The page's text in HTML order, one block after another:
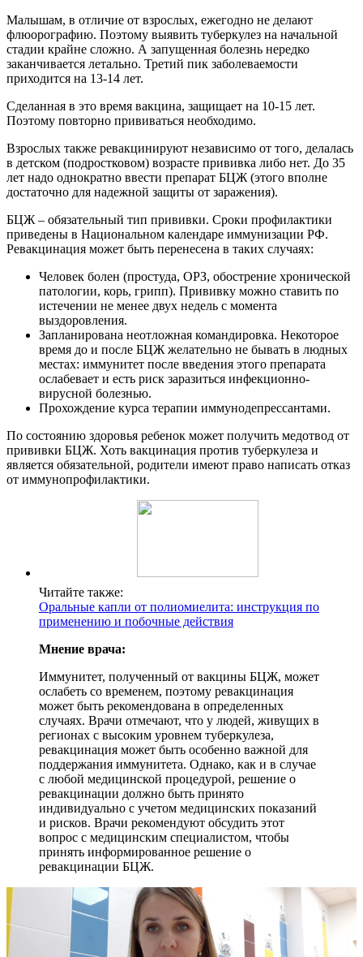
Малышам, в отличие от взрослых, ежегодно не делают
флюорографию. Поэтому выявить туберкулез на начальной
стадии крайне сложно. А запущенная болезнь нередко
заканчивается летально. Третий пик заболеваемости
приходится на 13-14 лет.
Сделанная в это время вакцина, защищает на 10-15 лет.
Поэтому повторно прививаться необходимо.
Взрослых также ревакцинируют независимо от того, делалась
в детском (подростковом) возрасте прививка либо нет. До 35
лет надо однократно ввести препарат БЦЖ (этого вполне
достаточно для надежной защиты от заражения).
БЦЖ – обязательный тип прививки. Сроки профилактики
приведены в Национальном календаре иммунизации РФ.
Ревакцинация может быть перенесена в таких случаях:
Человек болен (простуда, ОРЗ, обострение хронической
патологии, корь, грипп). Прививку можно ставить по
истечении не менее двух недель с момента
выздоровления.
Запланирована неотложная командировка. Некоторое
время до и после БЦЖ желательно не бывать в людных
местах: иммунитет после введения этого препарата
ослабевает и есть риск заразиться инфекционно-
вирусной болезнью.
Прохождение курса терапии иммунодепрессантами.
По состоянию здоровья ребенок может получить медотвод от
прививки БЦЖ. Хоть вакцинация против туберкулеза и
является обязательной, родители имеют право написать отказ
от иммунопрофилактики.
Читайте также:
Оральные капли от полиомиелита: инструкция по
применению и побочные действия
Мнение врача:
Иммунитет, полученный от вакцины БЦЖ, может
ослабеть со временем, поэтому ревакцинация
может быть рекомендована в определенных
случаях. Врачи отмечают, что у людей, живущих в
регионах с высоким уровнем туберкулеза,
ревакцинация может быть особенно важной для
поддержания иммунитета. Однако, как и в случае
с любой медицинской процедурой, решение о
ревакцинации должно быть принято
индивидуально с учетом медицинских показаний
и рисков. Врачи рекомендуют обсудить этот
вопрос с медицинским специалистом, чтобы
принять информированное решение о
ревакцинации БЦЖ.